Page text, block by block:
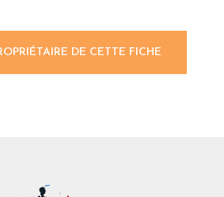
DE CETTE FICHE